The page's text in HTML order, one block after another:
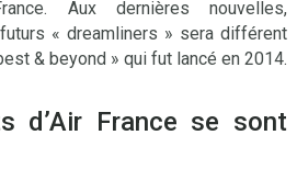
Aux dernières nouvelles,
« dreamliners » sera différent
& beyond » qui fut lancé en 2014.
d’Air France se sont